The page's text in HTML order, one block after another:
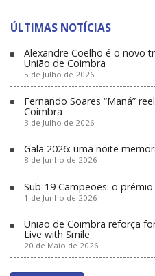
ÚLTIMAS NOTÍCIAS
Alexandre Coelho é o novo
União de Coimbra
5 de Julho de 2026
Fernando Soares “Maná”
Coimbra
3 de Julho de 2026
Gala 2026: uma noite
8 de Junho de 2026
Sub-19 Campeões: o
1 de Junho de 2026
União de Coimbra reforça
Live with Smile
20 de Maio de 2026